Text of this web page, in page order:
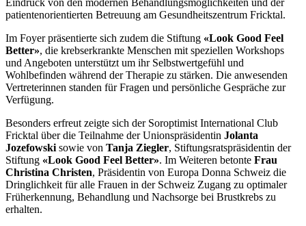
Eindruck von den modernen Behandlungsmöglichkeiten und der
patientenorientierten Betreuung am Gesundheitszentrum Fricktal.
Im Foyer präsentierte sich zudem die Stiftung «Look Good Feel
Better», die krebserkrankte Menschen mit speziellen Workshops
und Angeboten unterstützt um ihr Selbstwertgefühl und
Wohlbefinden während der Therapie zu stärken. Die anwesenden
Vertreterinnen standen für Fragen und persönliche Gespräche zur
Verfügung.
Besonders erfreut zeigte sich der Soroptimist International Club
Fricktal über die Teilnahme der Unionspräsidentin Jolanta
Jozefowskisowie von Tanja Ziegler, Stiftungsratspräsidentin der
Stiftung «Look Good Feel Better». Im Weiteren betonte Frau
Christina Christen, Präsidentin von Europa Donna Schweiz die
Dringlichkeit für alle Frauen in der Schweiz Zugang zu optimaler
Früherkennung, Behandlung und Nachsorge bei Brustkrebs zu
erhalten.